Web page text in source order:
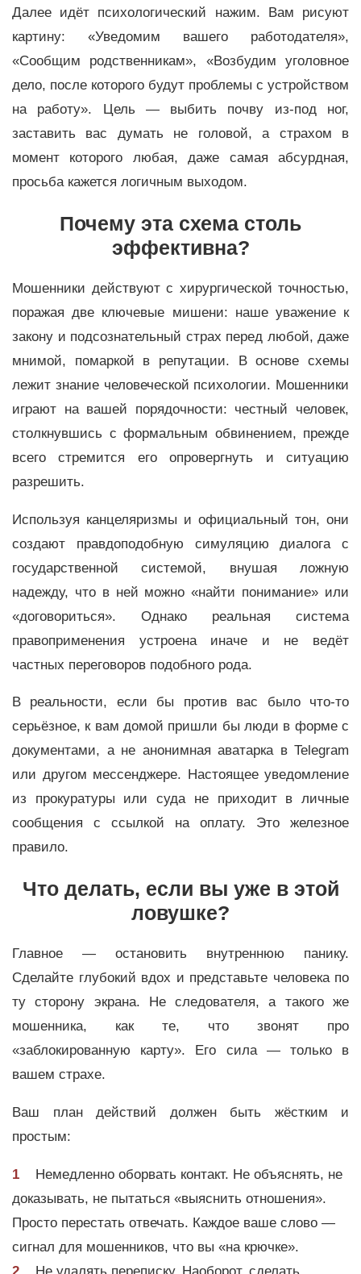
Далее идёт психологический нажим. Вам рисуют
картину: «Уведомим вашего работодателя»,
«Сообщим родственникам», «Возбудим уголовное
дело, после которого будут проблемы с устройством
на работу». Цель — выбить почву из-под ног,
заставить вас думать не головой, а страхом в
момент которого любая, даже самая абсурдная,
просьба кажется логичным выходом.
Почему эта схема столь
эффективна?
Мошенники действуют с хирургической точностью,
поражая две ключевые мишени: наше уважение к
закону и подсознательный страх перед любой, даже
мнимой, помаркой в репутации. В основе схемы
лежит знание человеческой психологии. Мошенники
играют на вашей порядочности: честный человек,
столкнувшись с формальным обвинением, прежде
всего стремится его опровергнуть и ситуацию
разрешить.
Используя канцеляризмы и официальный тон, они
создают правдоподобную симуляцию диалога с
государственной системой, внушая ложную
надежду, что в ней можно «найти понимание» или
«договориться». Однако реальная система
правоприменения устроена иначе и не ведёт
частных переговоров подобного рода.
В реальности, если бы против вас было что-то
серьёзное, к вам домой пришли бы люди в форме с
документами, а не анонимная аватарка в Telegram
или другом мессенджере. Настоящее уведомление
из прокуратуры или суда не приходит в личные
сообщения с ссылкой на оплату. Это железное
правило.
Что делать, если вы уже в этой
ловушке?
Главное — остановить внутреннюю панику.
Сделайте глубокий вдох и представьте человека по
ту сторону экрана. Не следователя, а такого же
мошенника, как те, что звонят про
«заблокированную карту». Его сила — только в
вашем страхе.
Ваш план действий должен быть жёстким и
простым:
Немедленно оборвать контакт. Не объяснять, не
доказывать, не пытаться «выяснить отношения».
Просто перестать отвечать. Каждое ваше слово —
сигнал для мошенников, что вы «на крючке».